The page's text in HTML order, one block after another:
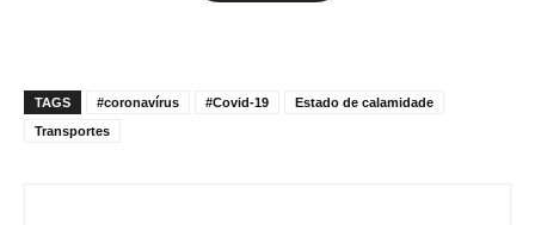
TAGS #coronavírus #Covid-19
Estado de calamidade
Transportes